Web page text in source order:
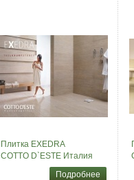
Плитка EXEDRA
COTTO D`ESTE Италия
Подробнее